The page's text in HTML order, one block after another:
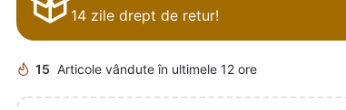
14 zile drept de retur!
15 Articole vândute în ultimele 12 ore